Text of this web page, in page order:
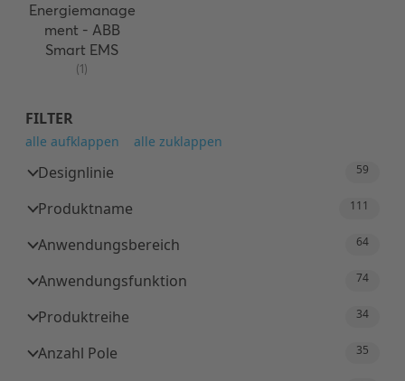
Energiemanage
ment - ABB
Smart EMS
(1)